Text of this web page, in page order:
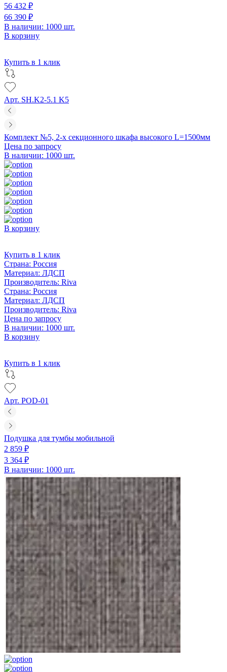
56 432 ₽
66 390 ₽
В наличии: 1000 шт.
В корзину
Купить в 1 клик
Арт. SH.K2-5.1 K5
Комплект №5, 2-х секционного шкафа высокого L=1500мм
Цена по запросу
В наличии: 1000 шт.
В корзину
Купить в 1 клик
Страна: Россия
Материал: ЛДСП
Производитель: Riva
Страна: Россия
Материал: ЛДСП
Производитель: Riva
Цена по запросу
В наличии: 1000 шт.
В корзину
Купить в 1 клик
Арт. POD-01
Подушка для тумбы мобильной
2 859 ₽
3 364 ₽
В наличии: 1000 шт.